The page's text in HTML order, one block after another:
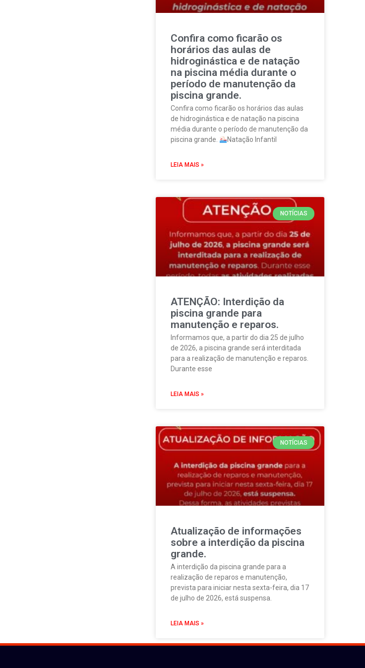
Confira como ficarão os
horários das aulas de
hidroginástica e de natação
na piscina média durante o
período de manutenção da
piscina grande.
Confira como ficarão os horários das aulas
de hidroginástica e de natação na piscina
média durante o período de manutenção da
piscina grande.
Natação Infantil
LEIA MAIS »
NOTÍCIAS
ATENÇÃO: Interdição da
piscina grande para
manutenção e reparos.
Informamos que, a partir do dia 25 de julho
de 2026, a piscina grande será interditada
para a realização de manutenção e reparos.
Durante esse
LEIA MAIS »
NOTÍCIAS
Atualização de informações
sobre a interdição da piscina
grande.
A interdição da piscina grande para a
realização de reparos e manutenção,
prevista para iniciar nesta sexta-feira, dia 17
de julho de 2026, está suspensa.
LEIA MAIS »